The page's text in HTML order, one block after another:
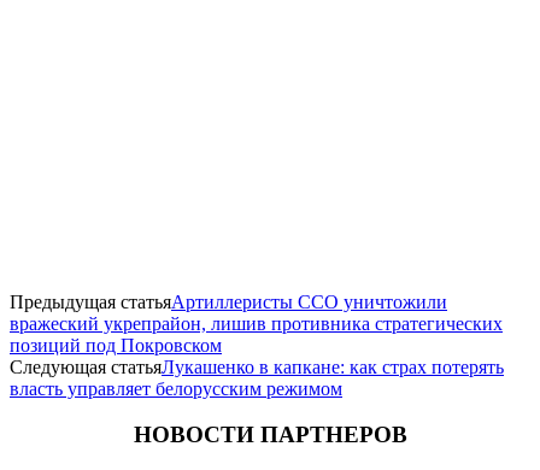
Предыдущая статьяАртиллеристы ССО уничтожили
вражеский укрепрайон, лишив противника стратегических
позиций под Покровском
Следующая статьяЛукашенко в капкане: как страх потерять
власть управляет белорусским режимом
НОВОСТИ ПАРТНЕРОВ